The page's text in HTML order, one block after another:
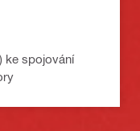
ke spojování